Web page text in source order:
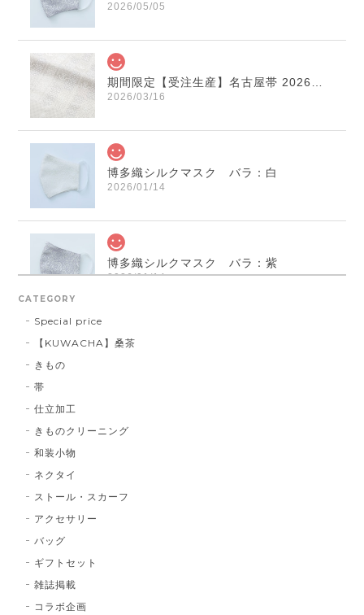
2026/05/05
期間限定【受注生産】名古屋帯 2026年干支献上 「午」変わり献上 市松：白×薄鼠
2026/03/16
博多織シルクマスク バラ：白
2026/01/14
博多織シルクマスク バラ：紫
2026/01/14
CATEGORY
Special price
【KUWACHA】桑茶
きもの
帯
仕立加工
きものクリーニング
和装小物
ネクタイ
ストール・スカーフ
アクセサリー
バッグ
ギフトセット
雑誌掲載
コラボ企画